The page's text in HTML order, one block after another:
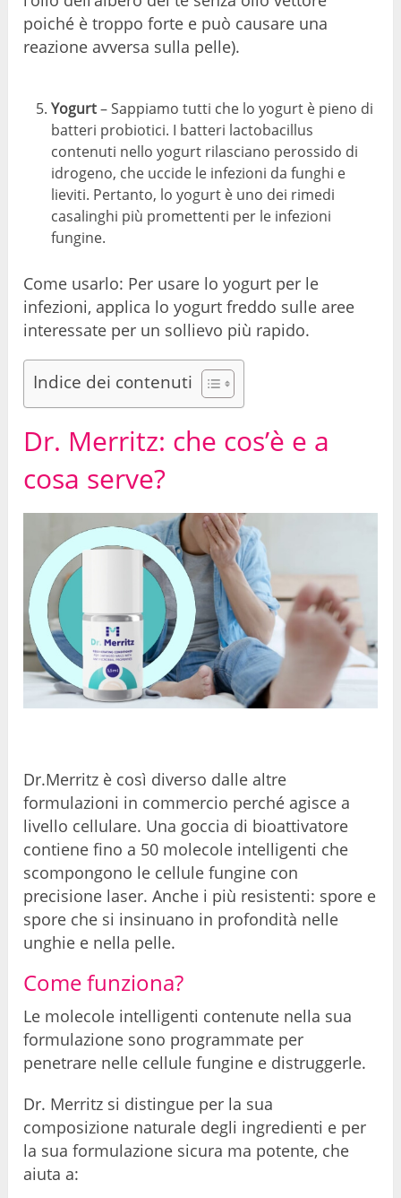
poiché è troppo forte e può causare una
reazione avversa sulla pelle).
Yogurt– Sappiamo tutti che lo yogurt è pieno di
batteri probiotici. I batteri lactobacillus
contenuti nello yogurt rilasciano perossido di
idrogeno, che uccide le infezioni da funghi e
lieviti. Pertanto, lo yogurt è uno dei rimedi
casalinghi più promettenti per le infezioni
fungine.
Come usarlo: Per usare lo yogurt per le
infezioni, applica lo yogurt freddo sulle aree
interessate per un sollievo più rapido.
Indice dei contenuti
Dr. Merritz: che cos’è e a
cosa serve?
Dr.Merritz è così diverso dalle altre
formulazioni in commercio perché agisce a
livello cellulare. Una goccia di bioattivatore
contiene fino a 50 molecole intelligenti che
scompongono le cellule fungine con
precisione laser. Anche i più resistenti: spore e
spore che si insinuano in profondità nelle
unghie e nella pelle.
Come funziona?
Le molecole intelligenti contenute nella sua
formulazione sono programmate per
penetrare nelle cellule fungine e distruggerle.
Dr. Merritz si distingue per la sua
composizione naturale degli ingredienti e per
la sua formulazione sicura ma potente, che
aiuta a: